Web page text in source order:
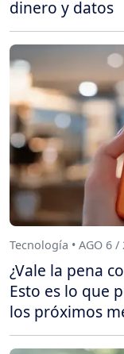
dinero y datos
Tecnología • AGO 6 /
¿Vale la pena
Esto es lo que
los próximos